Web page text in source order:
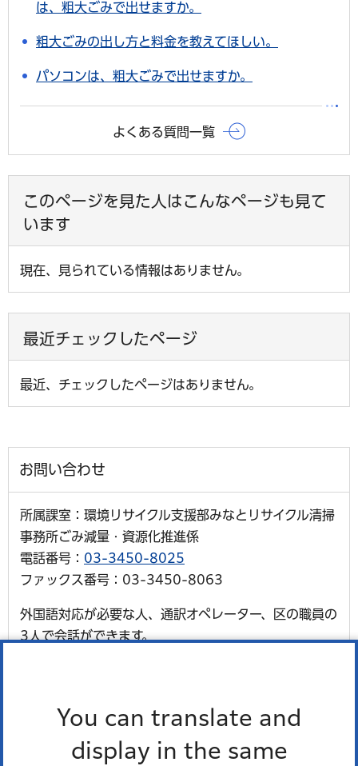
You can translate and
display in the same
は、粗大ごみで出せますか。
粗大ごみの出し方と料金を教えてほしい。
パソコンは、粗大ごみで出せますか。
よくある質問一覧
このページを見た人はこんなページも見て
います
現在、見られている情報はありません。
最近チェックしたページ
最近、チェックしたページはありません。
お問い合わせ
所属課室：環境リサイクル支援部みなとリサイクル清掃
事務所ごみ減量・資源化推進係
電話番号： 03-3450-8025
ファックス番号：03-3450-8063
外国語対応が必要な人、通訳オペレーター、区の職員の
3人で会話ができます。